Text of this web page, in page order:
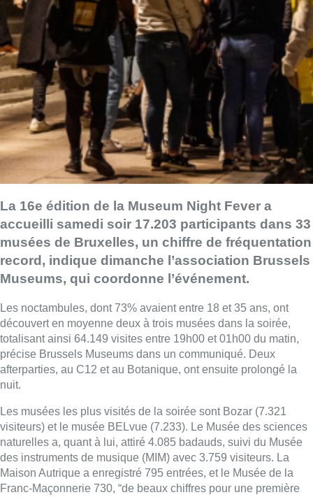
La 16e édition de la Museum Night Fever a
accueilli samedi soir 17.203 participants dans 33
musées de Bruxelles, un chiffre de fréquentation
record, indique dimanche l’association Brussels
Museums, qui coordonne l’événement.
Les noctambules, dont 73% avaient entre 18 et 35 ans, ont
découvert en moyenne deux à trois musées dans la soirée,
totalisant ainsi 64.149 visites entre 19h00 et 01h00 du matin,
précise Brussels Museums dans un communiqué. Deux
afterparties, au C12 et au Botanique, ont ensuite prolongé la
nuit.
Les musées les plus visités de la soirée sont Bozar (7.321
visiteurs) et le musée BELvue (7.233). Le Musée des sciences
naturelles a, quant à lui, attiré 4.085 badauds, suivi du Musée
des instruments de musique (MIM) avec 3.759 visiteurs. La
Maison Autrique a enregistré 795 entrées, et le Musée de la
Franc-Maçonnerie 730, “de beaux chiffres pour une première